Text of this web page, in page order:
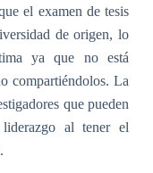
el examen de tesis
de origen, lo
ya que no está
compartiéndolos. La
que pueden
al tener el